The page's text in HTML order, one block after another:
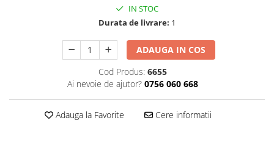
Seminte zucchini
Seminte Legume Profesionale
Seminte pentru germinare
Seminte trifoi
IN STOC
Durata de livrare: 1
ADAUGA IN COS
Cod Produs: 6655
Ai nevoie de ajutor? 0756 060 668
Adauga la Favorite Cere informatii